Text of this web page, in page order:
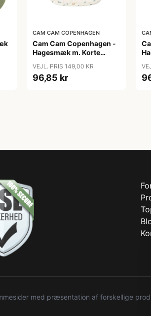
CAM CAM COPENHAGEN
Cam Cam Copenhagen -
Hagesmæk m. Korte
VEJL. PRIS 149,00 KR
96,85 kr
med præsentation af forskellige